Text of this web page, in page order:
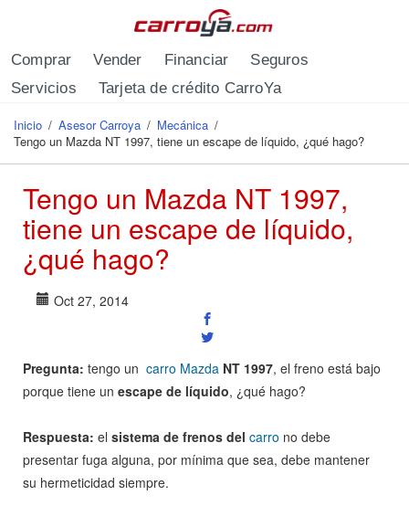
Comprar Vender Financiar
Seguros
Servicios
Tarjeta de crédito CarroYa
Se encuentra usted aquí
Inicio / Asesor Carroya / Mecánica /
Tengo un Mazda NT 1997, tiene un escape de líquido, ¿qué hago?
Tengo un Mazda NT 1997,
tiene un escape de líquido,
¿qué hago?
Oct 27, 2014
Pregunta: tengo un carro Mazda NT 1997, el freno está bajo
porque tiene un escape de líquido, ¿qué hago?
Respuesta: el sistema de frenos del carro no debe
presentar fuga alguna, por mínima que sea, debe mantener
su hermeticidad siempre.